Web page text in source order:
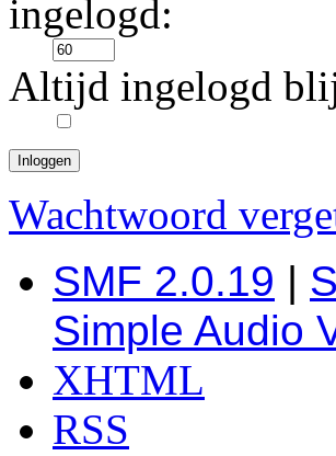
ingelogd:
Altijd ingelogd
Wachtwoord
SMF 2.0.19 |
Simple Audio
XHTML
RSS